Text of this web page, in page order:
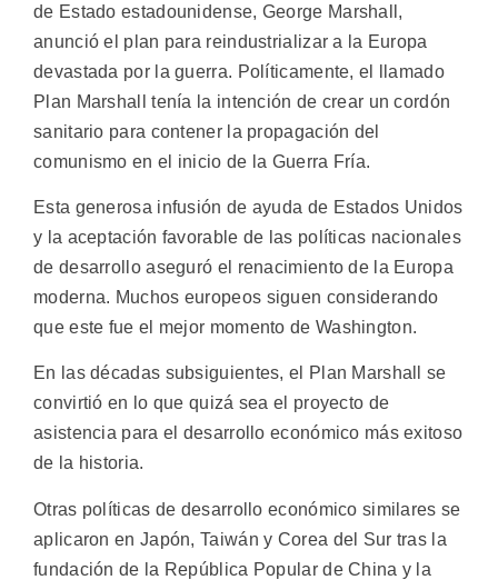
de Estado estadounidense, George Marshall,
anunció el plan para reindustrializar a la Europa
devastada por la guerra. Políticamente, el llamado
Plan Marshall tenía la intención de crear un cordón
sanitario para contener la propagación del
comunismo en el inicio de la Guerra Fría.
Esta generosa infusión de ayuda de Estados Unidos
y la aceptación favorable de las políticas nacionales
de desarrollo aseguró el renacimiento de la Europa
moderna. Muchos europeos siguen considerando
que este fue el mejor momento de Washington.
En las décadas subsiguientes, el Plan Marshall se
convirtió en lo que quizá sea el proyecto de
asistencia para el desarrollo económico más exitoso
de la historia.
Otras políticas de desarrollo económico similares se
aplicaron en Japón, Taiwán y Corea del Sur tras la
fundación de la República Popular de China y la